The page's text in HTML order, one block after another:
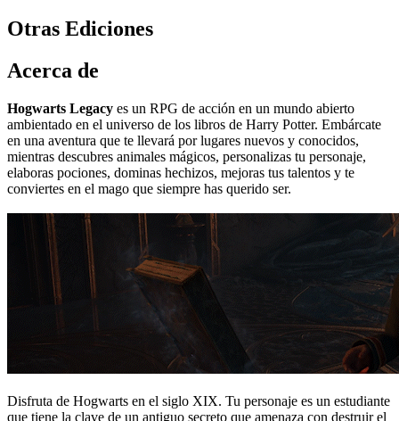
Otras Ediciones
Acerca de
Hogwarts Legacy es un RPG de acción en un mundo abierto
ambientado en el universo de los libros de Harry Potter. Embárcate
en una aventura que te llevará por lugares nuevos y conocidos,
mientras descubres animales mágicos, personalizas tu personaje,
elaboras pociones, dominas hechizos, mejoras tus talentos y te
conviertes en el mago que siempre has querido ser.
Disfruta de Hogwarts en el siglo XIX. Tu personaje es un estudiante
que tiene la clave de un antiguo secreto que amenaza con destruir el